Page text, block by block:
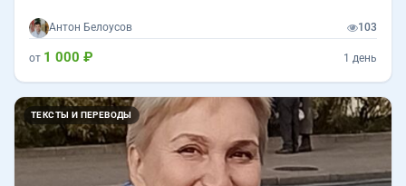
Антон Белоусов 103
от 1 000 ₽ 1 день
ТЕКСТЫ И ПЕРЕВОДЫ